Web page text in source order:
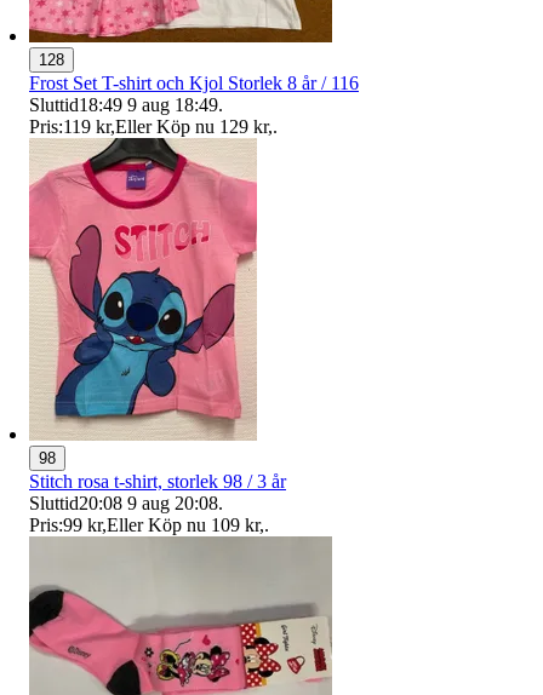
128
Frost Set T-shirt och Kjol Storlek 8 år / 116
Sluttid18:49 9 aug 18:49.
Pris:119 kr,Eller Köp nu 129 kr,.
98
Stitch rosa t-shirt, storlek 98 / 3 år
Sluttid20:08 9 aug 20:08.
Pris:99 kr,Eller Köp nu 109 kr,.